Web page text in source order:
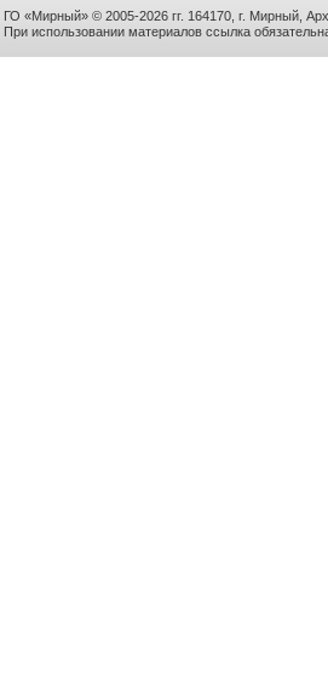
ГО «Мирный» © 2005-2026 гг. 164170, г. Мирный,
При использовании материалов ссылка